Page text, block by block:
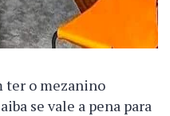
ter o mezanino
se vale a pena para